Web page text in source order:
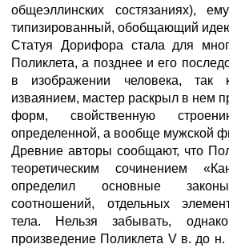
общеэллинских состязаниях),
типизированный, обобщающий
Статуя Дорифора стала для
Поликлета, а позднее и его
в изображении человека, так
изваянием, мастер раскрыл в нем
форм, свойственную
определенной, а вообще мужской
Древние авторы сообщают, что
теоретическим сочинением
определил основные
соотношений, отдельных
тела. Нельзя забывать,
произведение Поликлета V в. до